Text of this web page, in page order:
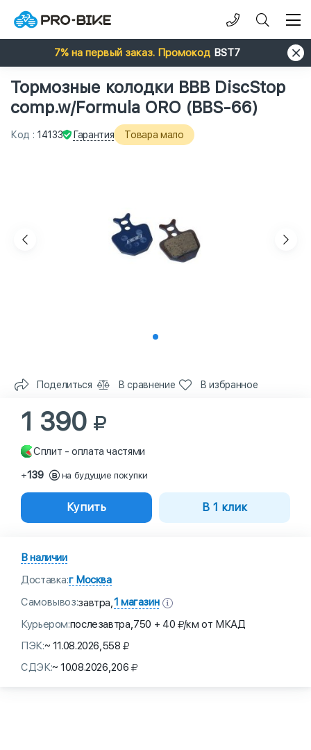
7% на первый заказ. Промокод BST7
Тормозные колодки BBB DiscStop
comp.w/Formula ORO (BBS-66)
Код : 14133 Гарантия Товара мало
Поделиться В сравнение В избранное
1 390
Сплит - оплата частями
+139 на будущие покупки
Купить В 1 клик
В наличии
Доставка:г Москва
Самовывоз:завтра, 1 магазин
Курьером:послезавтра,750 + 40
/км от МКАД
ПЭК:~ 11.08.2026,558
СДЭК:~ 10.08.2026,206